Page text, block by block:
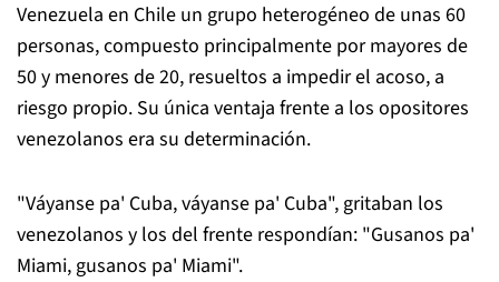
Venezuela en Chile un grupo heterogéneo de unas 60
personas, compuesto principalmente por mayores de
50 y menores de 20, resueltos a impedir el acoso, a
riesgo propio. Su única ventaja frente a los opositores
venezolanos era su determinación.
"Váyanse pa' Cuba, váyanse pa' Cuba", gritaban los
venezolanos y los del frente respondían: "Gusanos pa'
Miami, gusanos pa' Miami".